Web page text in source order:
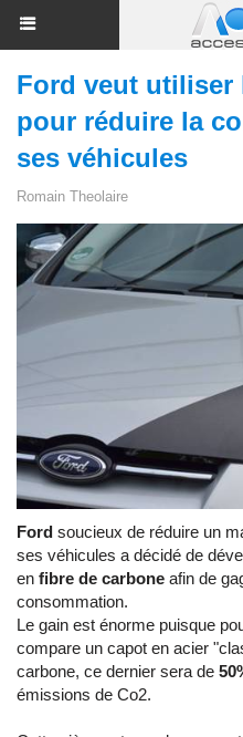
Ford veut utiliser
pour réduire la
ses véhicules
Romain Theolaire
Ford soucieux de réduire un
ses véhicules a décidé de
en fibre de carbone afin de
consommation.
Le gain est énorme puisque
compare un capot en acier
carbone, ce dernier sera de
émissions de Co2.